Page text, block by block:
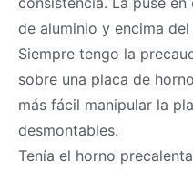
de aluminio y encima
Siempre tengo la
sobre una placa de
más fácil manipular la
desmontables.
Tenía el horno